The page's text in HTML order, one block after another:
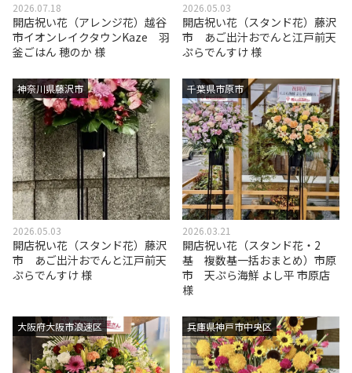
2026.07.18
開店祝い花（アレンジ花）越谷
市イオンレイクタウンKaze 羽
釜ごはん 穂のか 様
2026.05.03
開店祝い花（スタンド花）藤沢
市 あご出汁おでんと江戸前天
ぷらでんすけ 様
神奈川県藤沢市
2026.05.03
開店祝い花（スタンド花）藤沢
市 あご出汁おでんと江戸前天
ぷらでんすけ 様
千葉県市原市
2026.03.21
開店祝い花（スタンド花・2
基 複数基一括おまとめ）市原
市 天ぷら海鮮 よし平 市原店
様
大阪府大阪市浪速区 兵庫県神戸市中央区